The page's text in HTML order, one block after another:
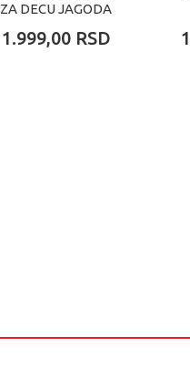
ZA DECU JAGODA
1.999,00 RSD